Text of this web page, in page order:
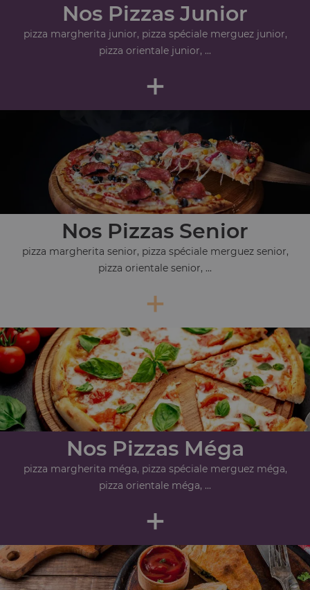
Nos Pizzas Junior
pizza margherita junior, pizza spéciale merguez junior,
pizza orientale junior, ...
+
Nos Pizzas Senior
pizza margherita senior, pizza spéciale merguez senior,
pizza orientale senior, ...
+
Nos Pizzas Méga
pizza margherita méga, pizza spéciale merguez méga,
pizza orientale méga, ...
+